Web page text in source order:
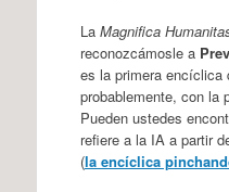
La Magnifica
reconozcámosle a
es la primera encíclica
probablemente, con la
Pueden ustedes
refiere a la IA a partir
(la encíclica